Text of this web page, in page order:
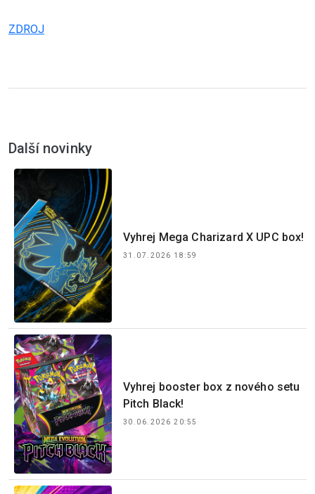
ZDROJ
Další novinky
Vyhrej Mega Charizard X UPC box!
31.07.2026 18:59
Vyhrej booster box z nového setu
Pitch Black!
30.06.2026 20:55